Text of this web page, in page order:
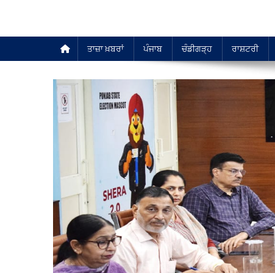
ਤਾਜ਼ਾ ਖ਼ਬਰਾਂ ਪੰਜਾਬ ਚੰਡੀਗੜ੍ਹ ਰਾਸ਼ਟਰੀ